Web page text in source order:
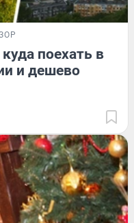
поехать в
и дешево